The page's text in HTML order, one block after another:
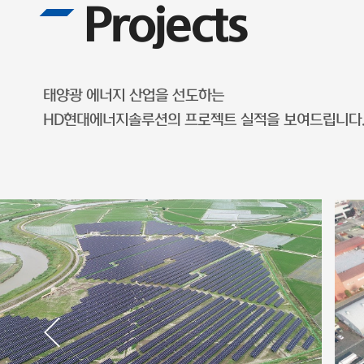
Projects
태양광 에너지 산업을 선도하는
HD현대에너지솔루션의 프로젝트 실적을 보여드립니다.